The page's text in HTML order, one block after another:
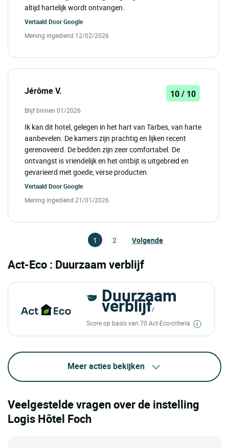
altijd hartelijk wordt ontvangen.
Vertaald DoorGoogle
Mening ingediend 12/02/2026
Jérôme V. 10 / 10
Blijf binnen 01/2026
Ik kan dit hotel, gelegen in het hart van Tarbes, van harte
aanbevelen. De kamers zijn prachtig en lijken recent
gerenoveerd. De bedden zijn zeer comfortabel. De
ontvangst is vriendelijk en het ontbijt is uitgebreid en
gevarieerd met goede, verse producten.
Vertaald DoorGoogle
Mening ingediend 21/01/2026
1 2 Volgende
Act-Eco : Duurzaam verblijf
Duurzaam
verblijf/
Score op basis van 70 Act-Eco-criteria
Meer acties bekijken
Veelgestelde vragen over de instelling
Logis Hôtel Foch